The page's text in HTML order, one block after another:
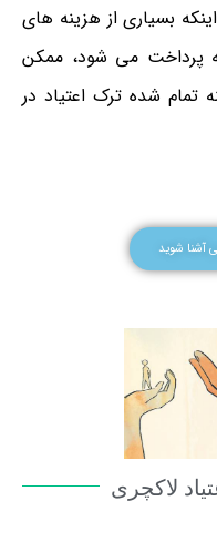
بسیاری از هزینه های
پرداخت می شود، ممکن
تمام شده ترک اعتیاد در
آشنا شوید
لاکچری